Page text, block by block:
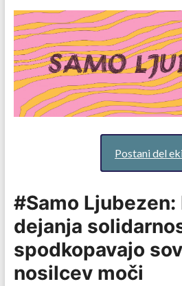
Postani del
#Samo Ljubezen:
dejanja
spodkopavajo
nosilcev moči